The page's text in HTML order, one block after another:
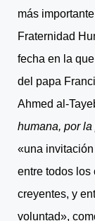
más
Fraternidad
fecha en la
del papa
Ahmed al-
humana, por
«una
entre todos los
creyentes, y
voluntad»,